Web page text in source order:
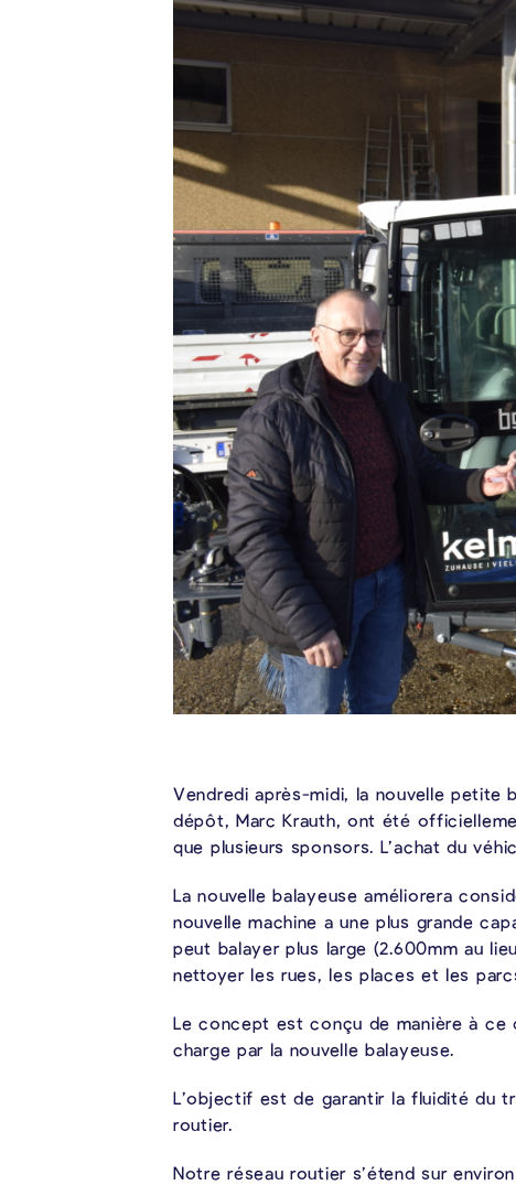
Vendredi après-midi, la nouvelle petite
dépôt, Marc Krauth, ont été
que plusieurs sponsors. L’achat du
La nouvelle balayeuse améliorera
nouvelle machine a une plus grande
peut balayer plus large (2.600mm au
nettoyer les rues, les places et les
Le concept est conçu de manière à ce
charge par la nouvelle balayeuse.
L’objectif est de garantir la fluidité du
routier.
Notre réseau routier s’étend sur